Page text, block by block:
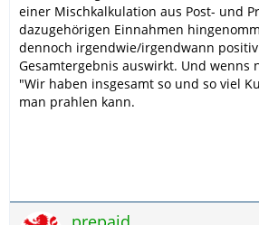
einer Mischkalkulation aus Post- und
dazugehörigen Einnahmen
dennoch irgendwie/irgendwann
Gesamtergebnis auswirkt. Und wenns
"Wir haben insgesamt so und so viel
man prahlen kann.